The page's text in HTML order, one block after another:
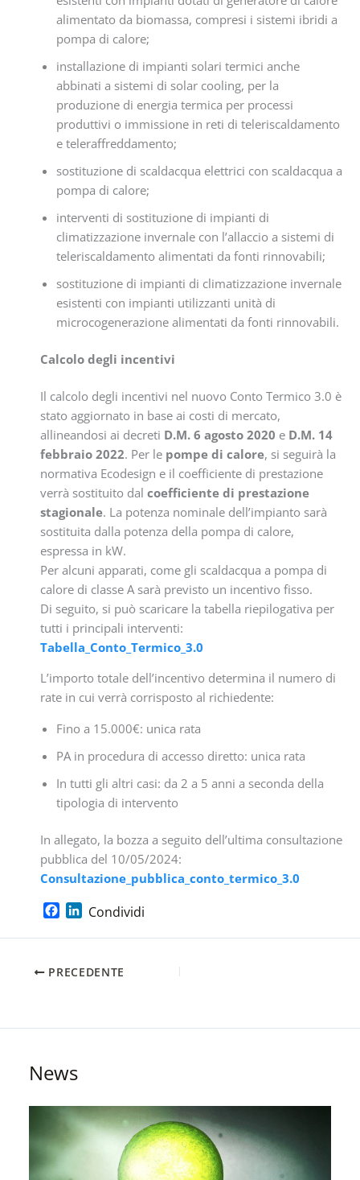
alimentato da biomassa, compresi i sistemi ibridi a
pompa di calore;
installazione di impianti solari termici anche
abbinati a sistemi di solar cooling, per la
produzione di energia termica per processi
produttivi o immissione in reti di teleriscaldamento
e teleraffreddamento;
sostituzione di scaldacqua elettrici con scaldacqua a
pompa di calore;
interventi di sostituzione di impianti di
climatizzazione invernale con l’allaccio a sistemi di
teleriscaldamento alimentati da fonti rinnovabili;
sostituzione di impianti di climatizzazione invernale
esistenti con impianti utilizzanti unità di
microcogenerazione alimentati da fonti rinnovabili.
Calcolo degli incentivi
Il calcolo degli incentivi nel nuovo Conto Termico 3.0 è
stato aggiornato in base ai costi di mercato,
allineandosi ai decreti D.M. 6 agosto 2020 e D.M. 14
febbraio 2022. Per le pompe di calore, si seguirà la
normativa Ecodesign e il coefficiente di prestazione
verrà sostituito dal coefficiente di prestazione
stagionale. La potenza nominale dell’impianto sarà
sostituita dalla potenza della pompa di calore,
espressa in kW.
Per alcuni apparati, come gli scaldacqua a pompa di
calore di classe A sarà previsto un incentivo fisso.
Di seguito, si può scaricare la tabella riepilogativa per
tutti i principali interventi:
Tabella_Conto_Termico_3.0
L’importo totale dell’incentivo determina il numero di
rate in cui verrà corrisposto al richiedente:
Fino a 15.000€: unica rata
PA in procedura di accesso diretto: unica rata
In tutti gli altri casi: da 2 a 5 anni a seconda della
tipologia di intervento
In allegato, la bozza a seguito dell’ultima consultazione
pubblica del 10/05/2024:
Consultazione_pubblica_conto_termico_3.0
c
b
n
e
Condividi
PRECEDENTE
News